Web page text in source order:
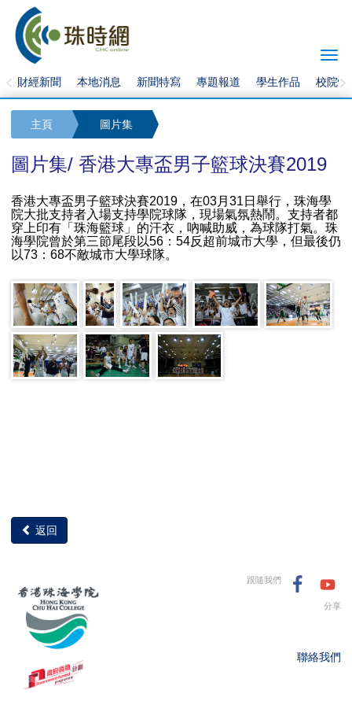
財經新聞 本地消息 新聞特寫 專題報道 學生作品 校院快
主頁 圖片集
圖片集/ 香港大專盃男子籃球決賽2019
香港大專盃男子籃球決賽2019，在03月31日舉行，珠海學
院大批支持者入場支持學院球隊，現場氣氛熱鬧。支持者都
穿上印有「珠海籃球」的汗衣，吶喊助威，為球隊打氣。珠
海學院曾於第三節尾段以56：54反超前城市大學，但最後仍
以73：68不敵城市大學球隊。
返回
跟隨我們
分享
聯絡我們